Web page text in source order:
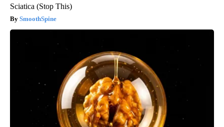
Sciatica (Stop This)
SmoothSpine